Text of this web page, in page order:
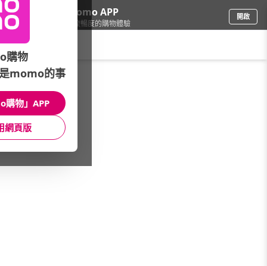
下載momo APP
給你3倍流暢度的購物體驗
開啟
傢飾寢具/地墊/地毯/拖鞋
本館精選商品
館長推薦 月銷量
購物
momo的事
購物」APP
網頁版